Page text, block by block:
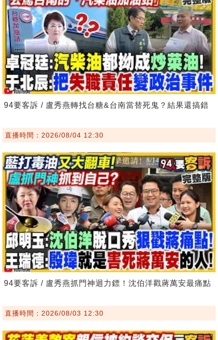
94要客訴 / 盧秀燕轉找台糖&台南當替死鬼？結果還搞錯
直播時間：2026/08/04 12:30
94要客訴 / 盧秀燕抓門神迴力鏢！沈伯洋戳蔣萬安最痛點
直播時間：2026/08/03 12:30